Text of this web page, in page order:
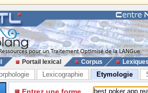
Portail lexical Corpus
Lexicographie Etymologie